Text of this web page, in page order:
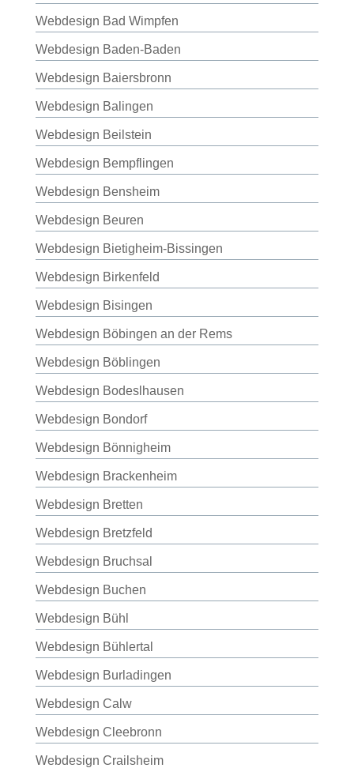
Webdesign Bad Wimpfen
Webdesign Baden-Baden
Webdesign Baiersbronn
Webdesign Balingen
Webdesign Beilstein
Webdesign Bempflingen
Webdesign Bensheim
Webdesign Beuren
Webdesign Bietigheim-Bissingen
Webdesign Birkenfeld
Webdesign Bisingen
Webdesign Böbingen an der Rems
Webdesign Böblingen
Webdesign Bodeslhausen
Webdesign Bondorf
Webdesign Bönnigheim
Webdesign Brackenheim
Webdesign Bretten
Webdesign Bretzfeld
Webdesign Bruchsal
Webdesign Buchen
Webdesign Bühl
Webdesign Bühlertal
Webdesign Burladingen
Webdesign Calw
Webdesign Cleebronn
Webdesign Crailsheim